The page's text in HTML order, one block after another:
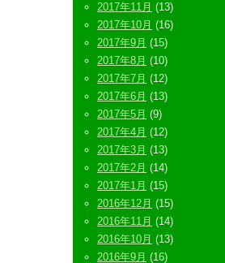
2017年11月 (13)
2017年10月 (16)
2017年9月 (15)
2017年8月 (10)
2017年7月 (12)
2017年6月 (13)
2017年5月 (9)
2017年4月 (12)
2017年3月 (13)
2017年2月 (14)
2017年1月 (15)
2016年12月 (15)
2016年11月 (14)
2016年10月 (13)
2016年9月 (16)